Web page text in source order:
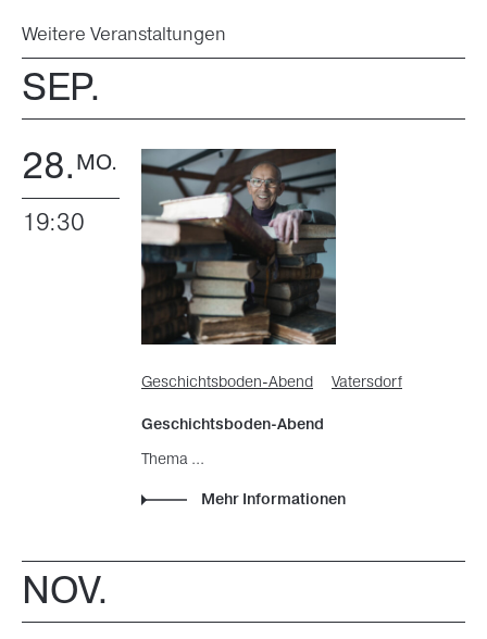
Weitere Veranstaltungen
SEP.
28.MO.
19:30
Geschichtsboden-Abend
Vatersdorf
Geschichtsboden-Abend
Thema ...
Mehr Informationen
NOV.